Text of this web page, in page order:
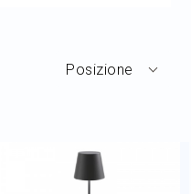
Posizione